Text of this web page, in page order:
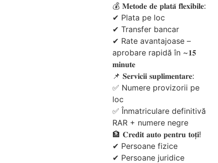
💰 𝐌𝐞𝐭𝐨𝐝𝐞 𝐝𝐞 𝐩𝐥𝐚𝐭𝐚̆ 𝐟𝐥𝐞𝐱𝐢𝐛𝐢𝐥𝐞:
✔ Plata pe loc
✔ Transfer bancar
✔ Rate avantajoase –
aprobare rapidă în ~𝟏𝟓
𝐦𝐢𝐧𝐮𝐭𝐞
📌 𝐒𝐞𝐫𝐯𝐢𝐜𝐢𝐢 𝐬𝐮𝐩𝐥𝐢𝐦𝐞𝐧𝐭𝐚𝐫𝐞:
✅ Numere provizorii pe
loc
✅ Înmatriculare definitivă
RAR + numere negre
🏦 𝐂𝐫𝐞𝐝𝐢𝐭 𝐚𝐮𝐭𝐨 𝐩𝐞𝐧𝐭𝐫𝐮 𝐭𝐨𝐭̦𝐢!
✔ Persoane fizice
✔ Persoane juridice